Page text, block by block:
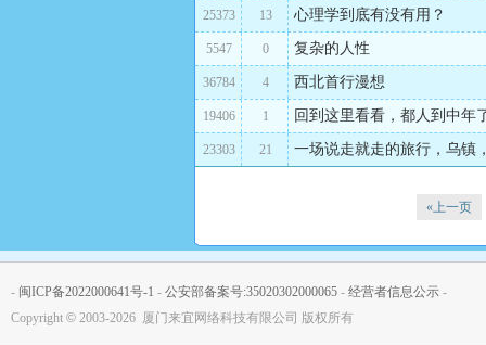
25373 13 心理学到底有没有用？
5547 0 复杂的人性
36784 4 西北首行漫想
19406 1 回到这里看看，都人到中年
23303 21 一场说走就走的旅行，乌镇
«上一页
- 闽ICP备2022000641号-1 - 公安部备案号:35020302000065 - 经营者信息公示 -
Copyright © 2003-2026 厦门来宜网络科技有限公司 版权所有